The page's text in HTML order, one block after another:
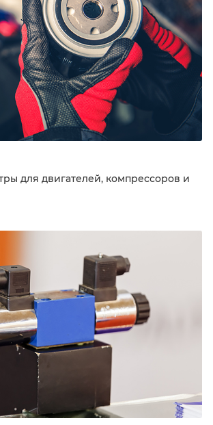
для двигателей, компрессоров и